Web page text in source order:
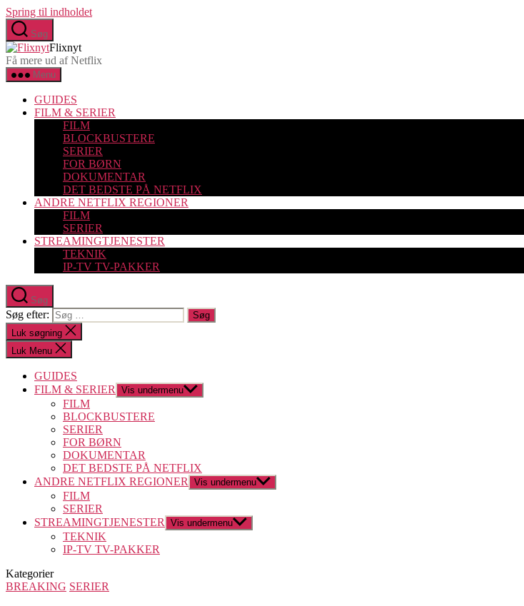
Spring til indholdet
Søg
Flixnyt
Få mere ud af Netflix
Menu
GUIDES
FILM & SERIER
FILM
BLOCKBUSTERE
SERIER
FOR BØRN
DOKUMENTAR
DET BEDSTE PÅ NETFLIX
ANDRE NETFLIX REGIONER
FILM
SERIER
STREAMINGTJENESTER
TEKNIK
IP-TV TV-PAKKER
Søg
Søg efter:
Luk søgning
Luk Menu
GUIDES
FILM & SERIER
Vis undermenu
FILM
BLOCKBUSTERE
SERIER
FOR BØRN
DOKUMENTAR
DET BEDSTE PÅ NETFLIX
ANDRE NETFLIX REGIONER
Vis undermenu
FILM
SERIER
STREAMINGTJENESTER
Vis undermenu
TEKNIK
IP-TV TV-PAKKER
Kategorier
BREAKING SERIER